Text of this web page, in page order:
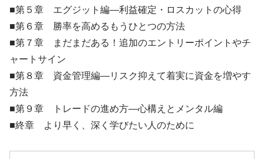
■第５章 エグジット編―利益確定・ロスカットの心得
■第６章 勝率を高めるもうひとつの方法
■第７章 まだまだある！追加のエントリーポイントやチ
ャートサイン
■第８章 資金管理編―リスク抑えて着実に資金を増やす
方法
■第９章 トレードの進め方―心構えとメンタル編
■終章 より早く、深く学びたい人のために